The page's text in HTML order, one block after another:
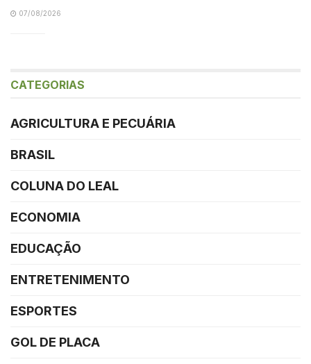
07/08/2026
CATEGORIAS
AGRICULTURA E PECUÁRIA
BRASIL
COLUNA DO LEAL
ECONOMIA
EDUCAÇÃO
ENTRETENIMENTO
ESPORTES
GOL DE PLACA